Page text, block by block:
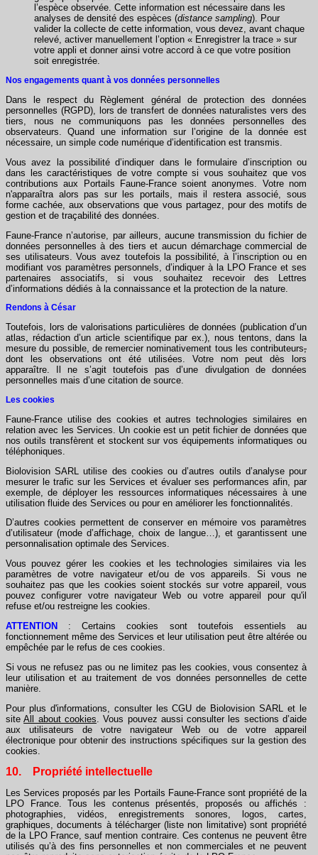
l’espèce observée. Cette information est nécessaire dans les
analyses de densité des espèces (distance sampling). Pour
valider la collecte de cette information, vous devez, avant chaque
relevé, activer manuellement l’option « Enregistrer la trace » sur
votre appli et donner ainsi votre accord à ce que votre position
soit enregistrée.
Nos engagements quant à vos données personnelles
Dans le respect du Règlement général de protection des données
personnelles (RGPD), lors de transfert de données naturalistes vers des
tiers, nous ne communiquons pas les données personnelles des
observateurs. Quand une information sur l’origine de la donnée est
nécessaire, un simple code numérique d’identification est transmis.
Vous avez la possibilité d’indiquer dans le formulaire d’inscription ou
dans les caractéristiques de votre compte si vous souhaitez que vos
contributions aux Portails Faune-France soient anonymes. Votre nom
n'apparaîtra alors pas sur les portails, mais il restera associé, sous
forme cachée, aux observations que vous partagez, pour des motifs de
gestion et de traçabilité des données.
Faune-France n’autorise, par ailleurs, aucune transmission du fichier de
données personnelles à des tiers et aucun démarchage commercial de
ses utilisateurs. Vous avez toutefois la possibilité, à l’inscription ou en
modifiant vos paramètres personnels, d’indiquer à la LPO France et ses
partenaires associatifs, si vous souhaitez recevoir des Lettres
d’informations dédiés à la connaissance et la protection de la nature.
Rendons à César
Toutefois, lors de valorisations particulières de données (publication d’un
atlas, rédaction d’un article scientifique par ex.), nous tentons, dans la
mesure du possible, de remercier nominativement tous les contributeurs,
dont les observations ont été utilisées. Votre nom peut dès lors
apparaître. Il ne s’agit toutefois pas d’une divulgation de données
personnelles mais d’une citation de source.
Les cookies
Faune-France utilise des cookies et autres technologies similaires en
relation avec les Services. Un cookie est un petit fichier de données que
nos outils transfèrent et stockent sur vos équipements informatiques ou
téléphoniques.
Biolovision SARL utilise des cookies ou d’autres outils d’analyse pour
mesurer le trafic sur les Services et évaluer ses performances afin, par
exemple, de déployer les ressources informatiques nécessaires à une
utilisation fluide des Services ou pour en améliorer les fonctionnalités.
D’autres cookies permettent de conserver en mémoire vos paramètres
d’utilisateur (mode d’affichage, choix de langue…), et garantissent une
personnalisation optimale des Services.
Vous pouvez gérer les cookies et les technologies similaires via les
paramètres de votre navigateur et/ou de vos appareils. Si vous ne
souhaitez pas que les cookies soient stockés sur votre appareil, vous
pouvez configurer votre navigateur Web ou votre appareil pour qu'il
refuse et/ou restreigne les cookies.
ATTENTION
: Certains cookies sont toutefois essentiels au
fonctionnement même des Services et leur utilisation peut être altérée ou
empêchée par le refus de ces cookies.
Si vous ne refusez pas ou ne limitez pas les cookies, vous consentez à
leur utilisation et au traitement de vos données personnelles de cette
manière.
Pour plus d'informations, consulter les CGU de Biolovision SARL et le
siteAll about cookies . Vous pouvez aussi consulter les sections d’aide
aux utilisateurs de votre navigateur Web ou de votre appareil
électronique pour obtenir des instructions spécifiques sur la gestion des
cookies.
10. Propriété intellectuelle
Les Services proposés par les Portails Faune-France sont propriété de la
LPO France. Tous les contenus présentés, proposés ou affichés :
photographies, vidéos, enregistrements sonores, logos, cartes,
graphiques, documents à télécharger (liste non limitative) sont propriété
de la LPO France, sauf mention contraire. Ces contenus ne peuvent être
utilisés qu’à des fins personnelles et non commerciales et ne peuvent